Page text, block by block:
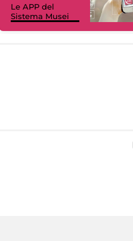
Le APP del
Sistema Musei